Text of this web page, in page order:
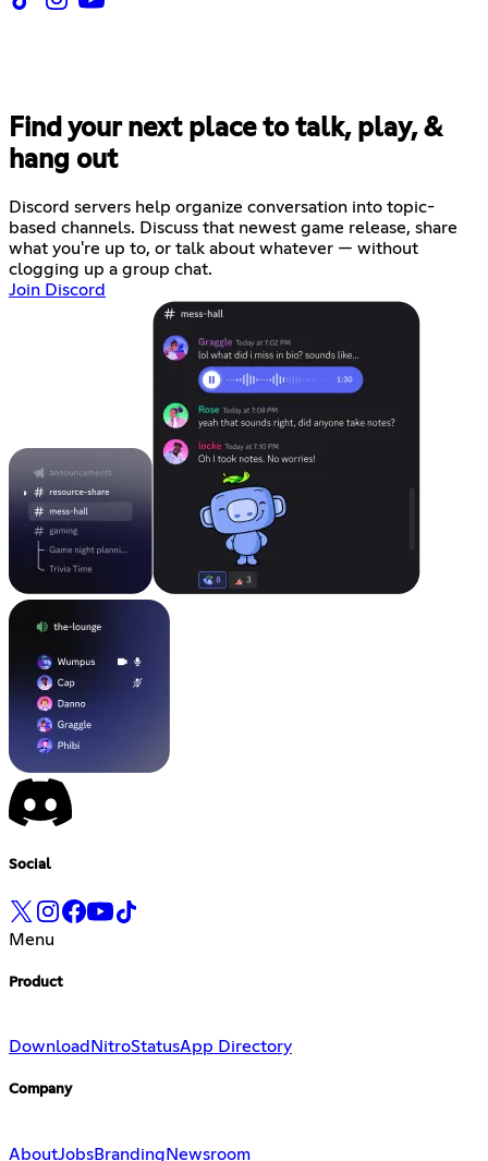
Find your next place to talk, play, &
hang out
Discord servers help organize conversation into topic-
based channels. Discuss that newest game release, share
what you're up to, or talk about whatever — without
clogging up a group chat.
Join Discord
Social
Menu
Product
Download NitroStatusApp Directory
Company
AboutJobsBrandingNewsroom